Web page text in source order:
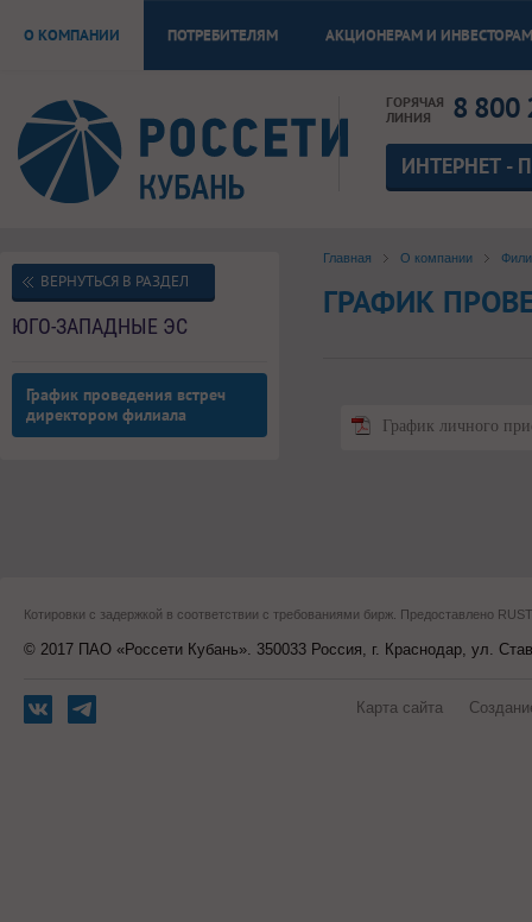
О КОМПАНИИ ПОТРЕБИТЕЛЯМ АКЦИОНЕРАМ И ИНВЕСТОРАМ
ГОРЯЧАЯ
ЛИНИЯ
8 800
ИНТЕРНЕТ -
Главная О компании
ГРАФИК
График личного
ВЕРНУТЬСЯ В РАЗДЕЛ
ЮГО-ЗАПАДНЫЕ ЭС
График проведения встреч
директором филиала
Котировки с задержкой в соответствии с требованиями бирж. Предоставлено
© 2017 ПАО «Россети Кубань». 350033 Россия, г. Краснодар, ул.
Карта сайта